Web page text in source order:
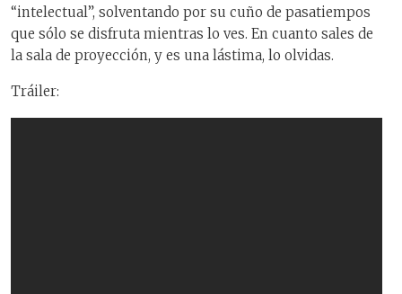
“intelectual”, solventando por su cuño de pasatiempos
que sólo se disfruta mientras lo ves. En cuanto sales de
la sala de proyección, y es una lástima, lo olvidas.
Tráiler: